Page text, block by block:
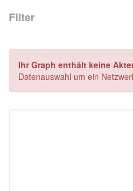
Filter
Ihr Graph enthält keine
Datenauswahl um ein